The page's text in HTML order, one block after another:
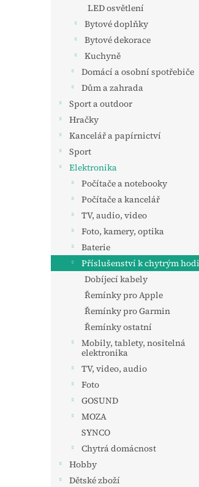
LED osvětlení
Bytové doplňky
Bytové dekorace
Kuchyně
Domácí a osobní spotřebiče
Dům a zahrada
Sport a outdoor
Hračky
Kancelář a papírnictví
Sport
Elektronika
Počítače a notebooky
Počítače a kancelář
TV, audio, video
Foto, kamery, optika
Baterie
Příslušenství k chytrým
Dobíjecí kabely
Řemínky pro Apple
Řemínky pro Garmin
Řemínky ostatní
Mobily, tablety, nositelná
elektronika
TV, video, audio
Foto
GOSUND
MOZA
SYNCO
Chytrá domácnost
Hobby
Dětské zboží